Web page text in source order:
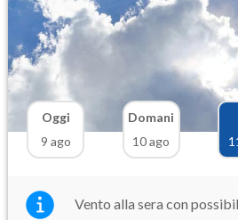
Oggi
9 ago
Domani
10 ago
Vento alla sera con